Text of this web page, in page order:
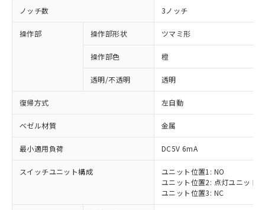
ノッチ数 3ノッチ
操作部 操作部形状 ツマミ形
操作部色 橙
透明/不透明 透明
復帰方式 左自動
ベゼル材質 金属
最小適用負荷 DC5V 6mA
スイッチユニット構成
ユニット位置1: NO
ユニット位置2: 点灯ユニット
ユニット位置3: NC